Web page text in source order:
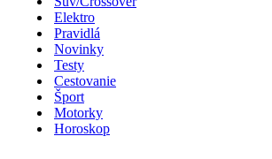
Elektro
Pravidlá
Novinky
Testy
Cestovanie
Šport
Motorky
Horoskop